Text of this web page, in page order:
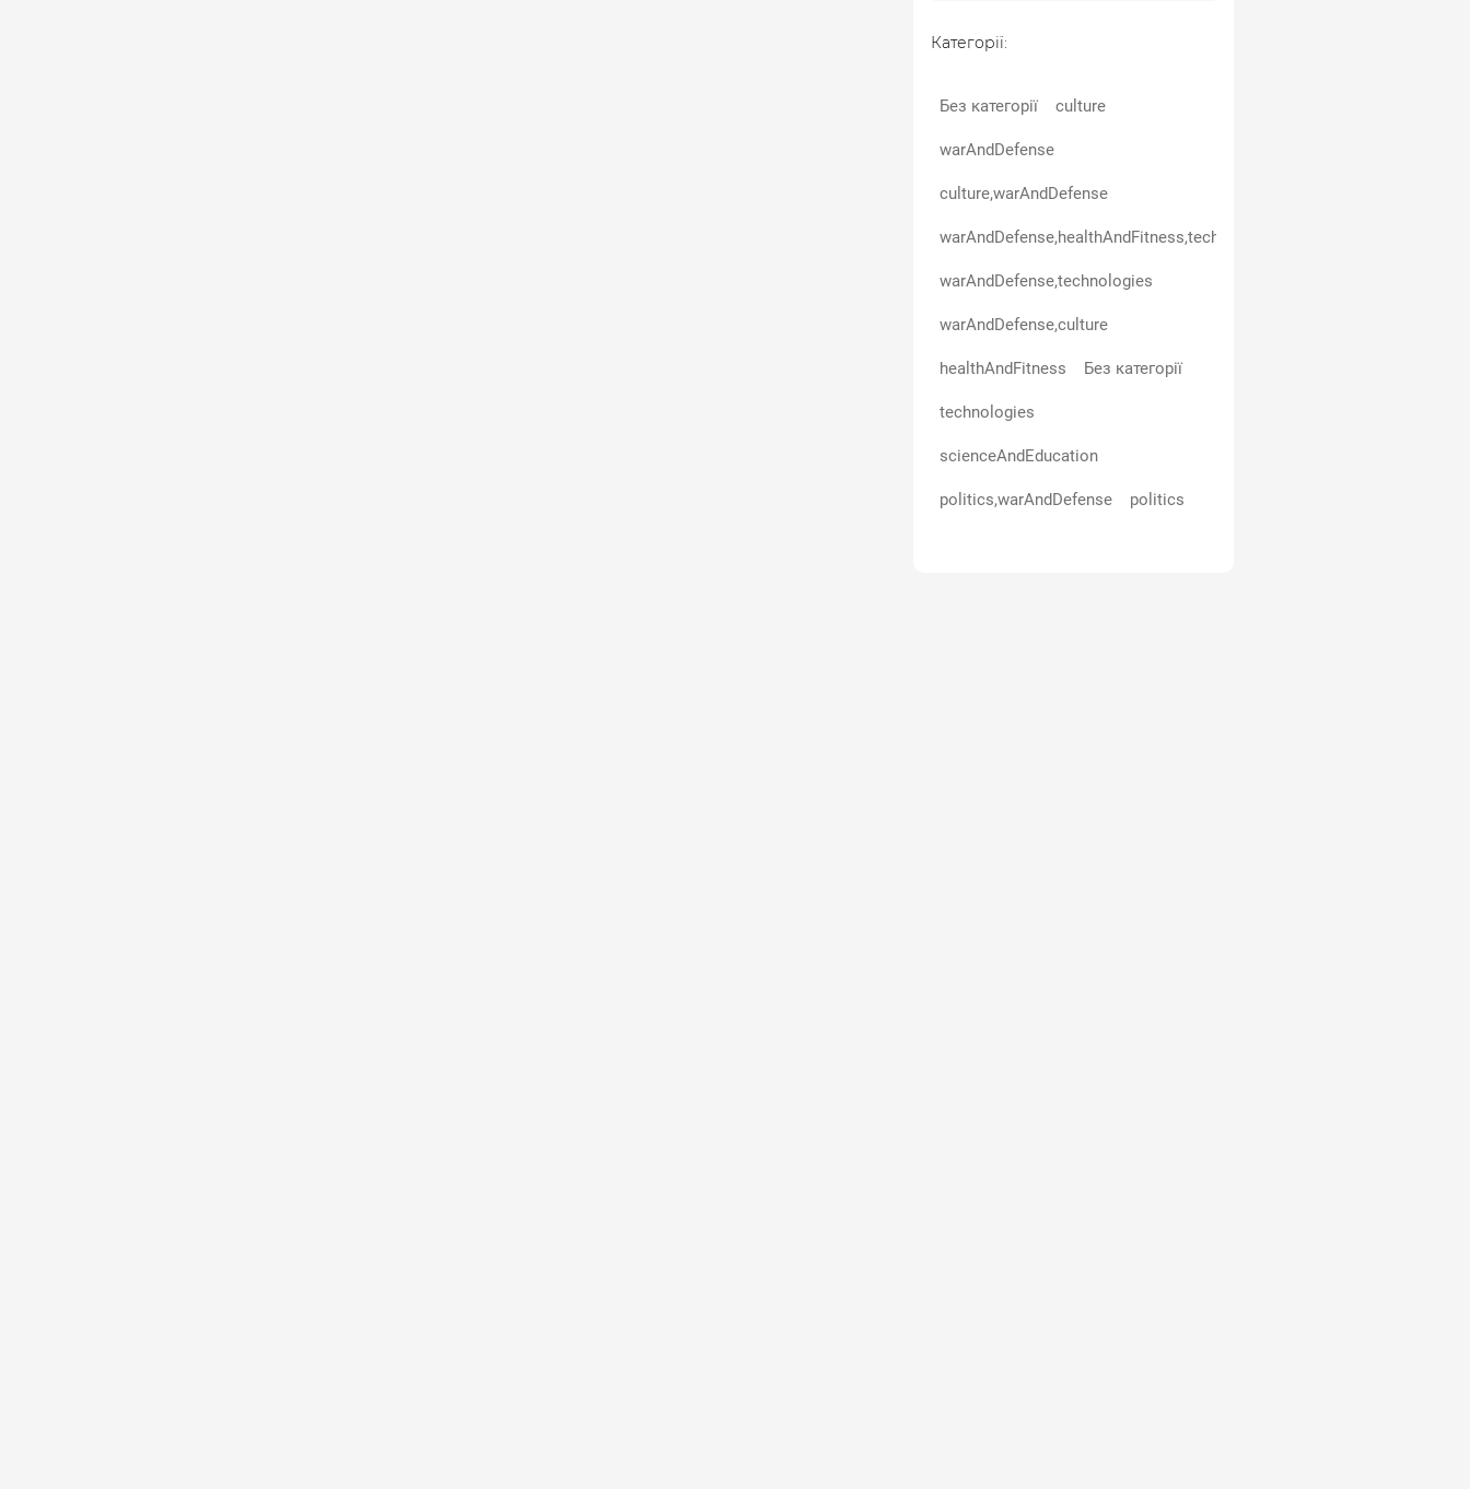
Категорії:
Без категорії culture
warAndDefense
culture,warAndDefense
warAndDefense,healthAndFitness,technologies
warAndDefense,technologies
warAndDefense,culture
healthAndFitness Без категорії
technologies
scienceAndEducation
politics,warAndDefense politics